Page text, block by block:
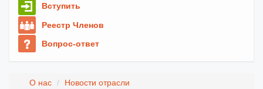
Вступить
Реестр Членов
Вопрос-ответ
О нас
Новости отрасли